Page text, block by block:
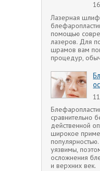
Лазерная
помощью
лазеров. Для
шрамов вам
процедур,
сравнительно
действенной
широкое
уязвимы,
осложнения
и верхних век.